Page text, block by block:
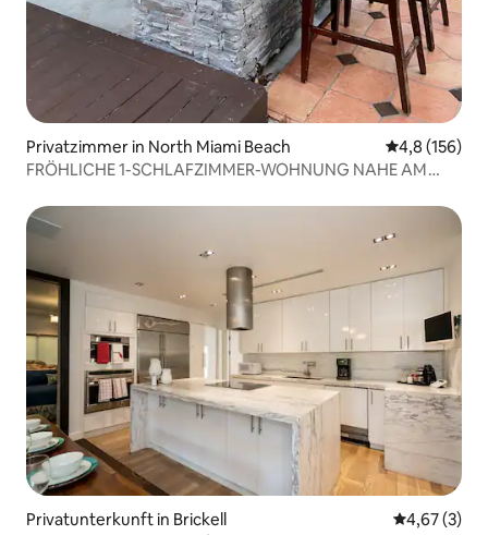
Privatzimmer in North Miami Beach
4,8 (156)
FRÖHLICHE 1-SCHLAFZIMMER-WOHNUNG NAHE AM
Privatunterkunft in Brickell
4,67 (3)